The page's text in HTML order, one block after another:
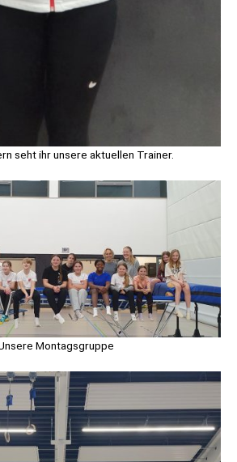
seht ihr unsere aktuellen Trainer.
Montagsgruppe